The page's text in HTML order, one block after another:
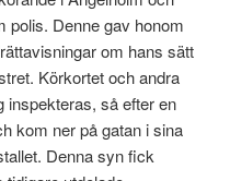
polis. Denne gav honom
om hans sätt
Körkortet och andra
inspekteras, så efter en
kom ner på gatan i sina
Denna syn fick